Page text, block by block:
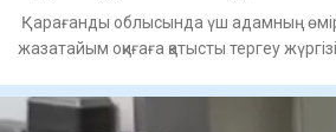
Қарағанды облысында үш адамның өмірін
жазатайым оқиғаға қатысты тергеу